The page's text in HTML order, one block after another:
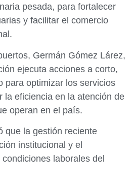
pesada, para fortalecer
y facilitar el comercio
Germán Gómez Lárez,
ejecuta acciones a corto,
para optimizar los servicios
la eficiencia en la atención de
operan en el país.
que la gestión reciente
institucional y el
laborales del